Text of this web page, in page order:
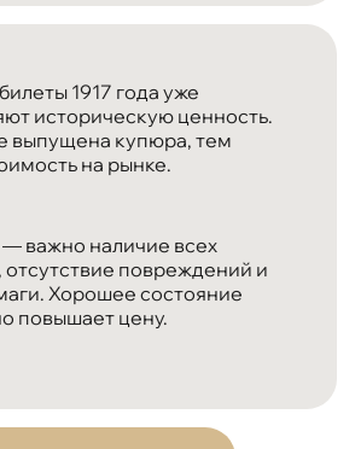
1917 года уже
историческую ценность.
выпущена купюра, тем
на рынке.
— важно наличие всех
повреждений и
Хорошее состояние
повышает цену.